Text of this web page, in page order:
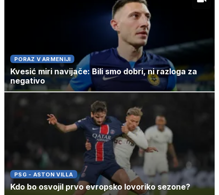
PORAZ V ARMENIJI
Kvesić miri navijače: Bili smo dobri, ni razloga za
negativo
PSG - ASTON VILLA
Kdo bo osvojil prvo evropsko lovoriko sezone?